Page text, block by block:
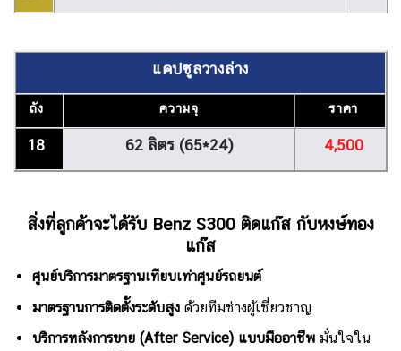
แคปซูลวางล่าง
ถัง ความจุ ราคา
18 62 ลิตร (65*24) 4,500
สิ่งที่ลูกค้าจะได้รับ Benz S300 ติดแก๊ส กับหงษ์ทอง
แก๊ส
ศูนย์บริการมาตรฐานเทียบเท่าศูนย์รถยนต์
มาตรฐานการติดตั้งระดับสูงด้วยทีมช่างผู้เชี่ยวชาญ
บริการหลังการขาย (After Service) แบบมืออาชีพมั่นใจใน